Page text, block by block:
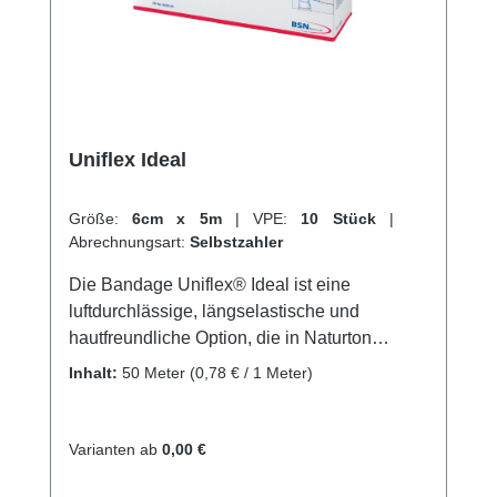
hervorragenden Kundenservice.
Uniflex Ideal
Größe: 6cm x 5m | VPE: 10 Stück |
Abrechnungsart: Selbstzahler
Die Bandage Uniflex® Ideal ist eine
luftdurchlässige, längselastische und
hautfreundliche Option, die in Naturton
erhältlich ist. Sie besteht aus einer
Stütz- und Entlastungsverbände bei
Inhalt: 50 Meter (0,78 € / 1 Meter)
Varianten ab 0,00 €